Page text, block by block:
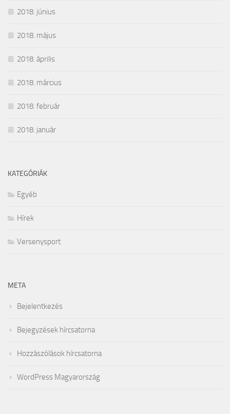
2018. június
2018. május
2018. április
2018. március
2018. február
2018. január
KATEGÓRIÁK
Egyéb
Hírek
Versenysport
META
Bejelentkezés
Bejegyzések hírcsatorna
Hozzászólások hírcsatorna
WordPress Magyarország